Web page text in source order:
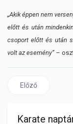
„Akik éppen nem
előtt és után
csoport előtt és után
volt az esemény” –
Előző cikk:
Előző
Karate